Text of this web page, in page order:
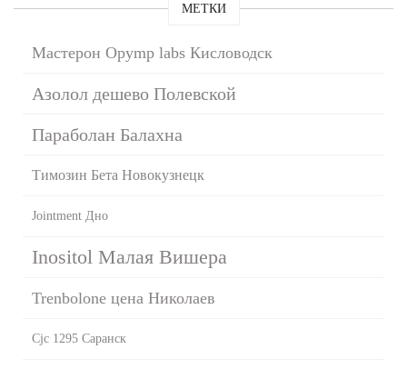
МЕТКИ
Мастерон Opymp labs Кисловодск
Азолол дешево Полевской
Параболан Балахна
Tимозин Бета Новокузнецк
Jointment Дно
Inositol Малая Вишера
Trenbolone цена Николаев
Cjc 1295 Саранск